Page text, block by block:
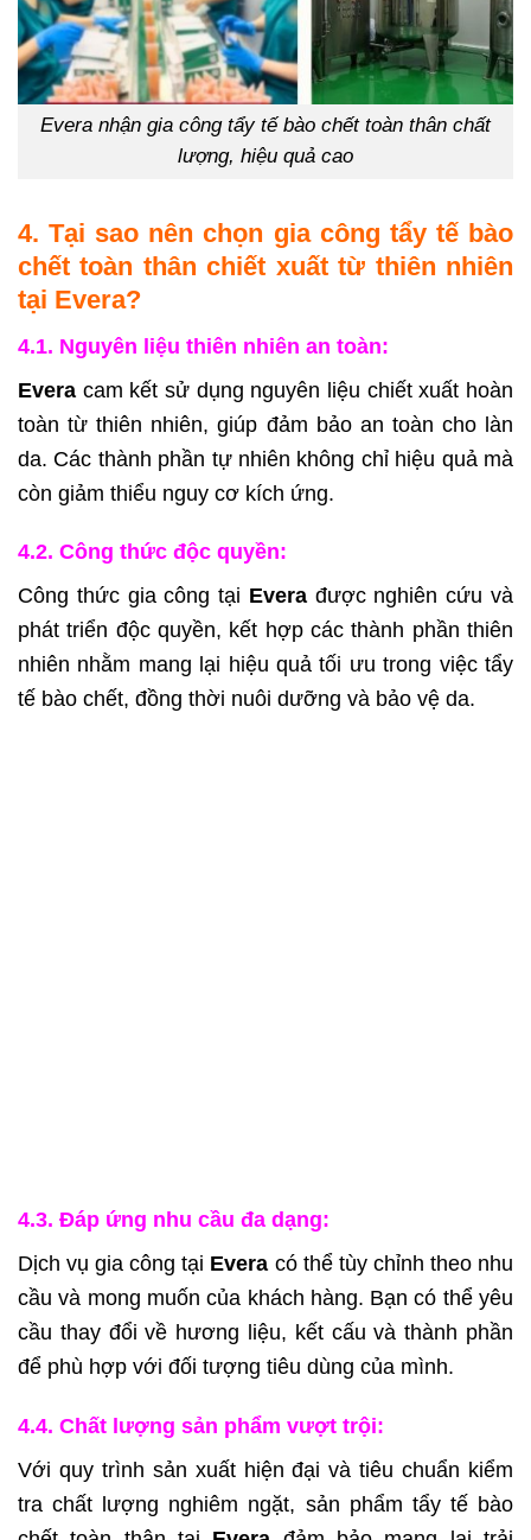
Evera nhận gia công tẩy tế bào chết toàn thân chất
lượng, hiệu quả cao
4. Tại sao nên chọn gia công tẩy tế bào
chết toàn thân chiết xuất từ thiên nhiên
tại Evera?
4.1. Nguyên liệu thiên nhiên an toàn:
Evera cam kết sử dụng nguyên liệu chiết xuất hoàn
toàn từ thiên nhiên, giúp đảm bảo an toàn cho làn
da. Các thành phần tự nhiên không chỉ hiệu quả mà
còn giảm thiểu nguy cơ kích ứng.
4.2. Công thức độc quyền:
Công thức gia công tại Evera được nghiên cứu và
phát triển độc quyền, kết hợp các thành phần thiên
nhiên nhằm mang lại hiệu quả tối ưu trong việc tẩy
tế bào chết, đồng thời nuôi dưỡng và bảo vệ da.
4.3. Đáp ứng nhu cầu đa dạng:
Dịch vụ gia công tại Evera có thể tùy chỉnh theo nhu
cầu và mong muốn của khách hàng. Bạn có thể yêu
cầu thay đổi về hương liệu, kết cấu và thành phần
để phù hợp với đối tượng tiêu dùng của mình.
4.4. Chất lượng sản phẩm vượt trội:
Với quy trình sản xuất hiện đại và tiêu chuẩn kiểm
tra chất lượng nghiêm ngặt, sản phẩm tẩy tế bào